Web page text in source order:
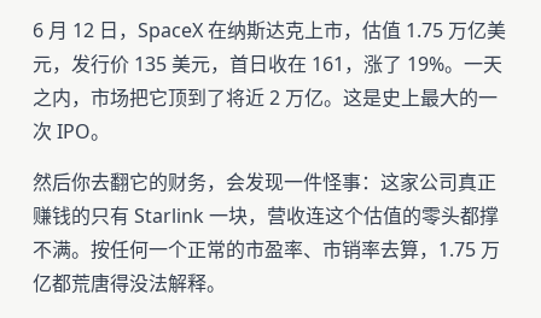
6 月 12 日，SpaceX 在纳斯达克上市，估值 1.75 万亿美
元，发行价 135 美元，首日收在 161，涨了 19%。一天
之内，市场把它顶到了将近 2 万亿。这是史上最大的一
次 IPO。
然后你去翻它的财务，会发现一件怪事：这家公司真正
赚钱的只有 Starlink 一块，营收连这个估值的零头都撑
不满。按任何一个正常的市盈率、市销率去算，1.75 万
亿都荒唐得没法解释。